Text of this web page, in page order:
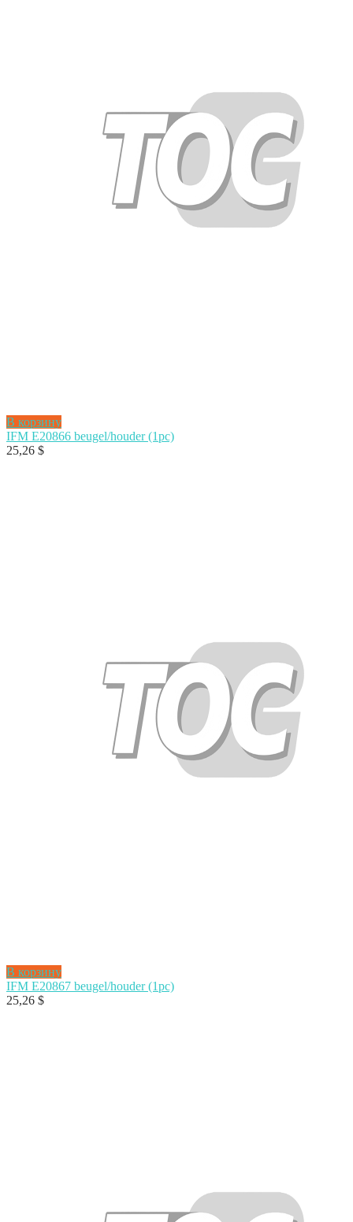
В корзину
IFM E20866 beugel/houder (1pc)
25,26 $
В корзину
IFM E20867 beugel/houder (1pc)
25,26 $